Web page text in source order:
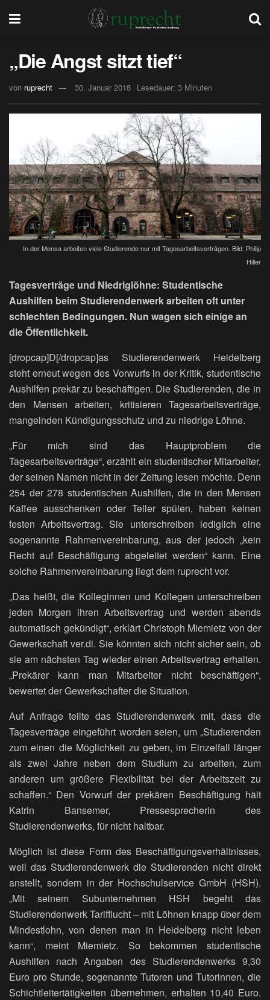
„Die Angst sitzt tief“
von ruprecht 30. Januar 2018 Lesedauer: 3 Minuten
In der Mensa arbeiten viele Studierende nur mit Tagesarbeitsverträgen. Bild: Philip
Hiller
Tagesverträge und Niedriglöhne: Studentische
Aushilfen beim Studierendenwerk arbeiten oft unter
schlechten Bedingungen. Nun wagen sich einige an
die Öffentlichkeit.
[dropcap]D[/dropcap]as Studierendenwerk Heidelberg
steht erneut wegen des Vorwurfs in der Kritik, studentische
Aushilfen prekär zu beschäftigen. Die Studierenden, die in
den Mensen arbeiten, kritisieren Tagesarbeitsverträge,
mangelnden Kündigungsschutz und zu niedrige Löhne.
„Für mich sind das Hauptproblem die
Tagesarbeitsverträge“, erzählt ein studentischer Mitarbeiter,
der seinen Namen nicht in der Zeitung lesen möchte. Denn
254 der 278 studentischen Aushilfen, die in den Mensen
Kaffee ausschenken oder Teller spülen, haben keinen
festen Arbeitsvertrag. Sie unterschreiben lediglich eine
sogenannte Rahmenvereinbarung, aus der jedoch „kein
Recht auf Beschäftigung abgeleitet werden“ kann. Eine
solche Rahmenvereinbarung liegt dem ruprecht vor.
„Das heißt, die Kolleginnen und Kollegen unterschreiben
jeden Morgen ihren Arbeitsvertrag und werden abends
automatisch gekündigt“, erklärt Christoph Miemietz von der
Gewerkschaft ver.di. Sie könnten sich nicht sicher sein, ob
sie am nächsten Tag wieder einen Arbeitsvertrag erhalten.
„Prekärer kann man Mitarbeiter nicht beschäftigen“,
bewertet der Gewerkschafter die Situation.
Auf Anfrage teilte das Studierendenwerk mit, dass die
Tagesverträge eingeführt worden seien, um „Studierenden
zum einen die Möglichkeit zu geben, im Einzelfall länger
als zwei Jahre neben dem Studium zu arbeiten, zum
anderen um größere Flexibilität bei der Arbeitszeit zu
schaffen.“ Den Vorwurf der prekären Beschäftigung hält
Katrin Bansemer, Pressesprecherin des
Studierendenwerks, für nicht haltbar.
Möglich ist diese Form des Beschäftigungsverhältnisses,
weil das Studierendenwerk die Studierenden nicht direkt
anstellt, sondern in der Hochschulservice GmbH (HSH).
„Mit seinem Subunternehmen HSH begeht das
Studierendenwerk Tarifflucht – mit Löhnen knapp über dem
Mindestlohn, von denen man in Heidelberg nicht leben
kann“, meint Miemietz. So bekommen studentische
Aushilfen nach Angaben des Studierendenwerks 9,30
Euro pro Stunde, sogenannte Tutoren und Tutorinnen, die
Schichtleitertätigkeiten übernehmen, erhalten 10,40 Euro.